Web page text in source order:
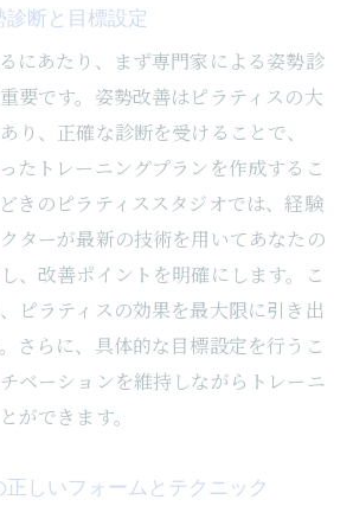
断と目標設定
にあたり、まず専門家による姿勢診
要です。姿勢改善はピラティスの大
り、正確な診断を受けることで、
たトレーニングプランを作成するこ
きのピラティススタジオでは、経験
ターが最新の技術を用いてあなたの
、改善ポイントを明確にします。こ
ピラティスの効果を最大限に引き出
さらに、具体的な目標設定を行うこ
ベーションを維持しながらトレーニ
ができます。
しいフォームとテクニック